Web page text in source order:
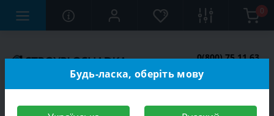
0
0(800) 75 11 63
Будь-ласка, оберіть мову